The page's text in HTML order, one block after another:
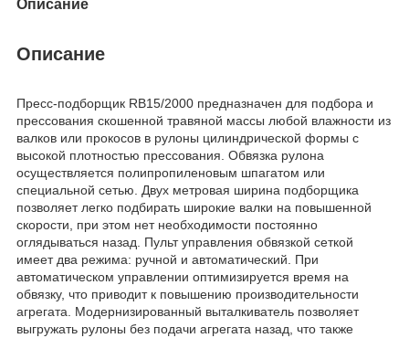
Описание
Описание
Пресс-подборщик RB15/2000 предназначен для подбора и
прессования скошенной травяной массы любой влажности из
валков или прокосов в рулоны цилиндрической формы с
высокой плотностью прессования. Обвязка рулона
осуществляется полипропиленовым шпагатом или
специальной сетью. Двух метровая ширина подборщика
позволяет легко подбирать широкие валки на повышенной
скорости, при этом нет необходимости постоянно
оглядываться назад. Пульт управления обвязкой сеткой
имеет два режима: ручной и автоматический. При
автоматическом управлении оптимизируется время на
обвязку, что приводит к повышению производительности
агрегата. Модернизированный выталкиватель позволяет
выгружать рулоны без подачи агрегата назад, что также